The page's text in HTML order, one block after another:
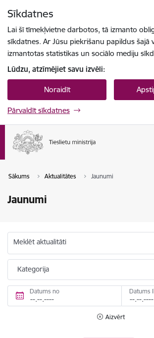
Sīkdatnes
Lai šī tīmekļvietne darbotos, tā izmanto
sīkdatnes. Ar Jūsu piekrišanu papildus šajā
izmantotas statistikas un sociālo mediju
Lūdzu, atzīmējiet savu izvēli:
Noraidīt
Pārvaldīt sīkdatnes
Sākums Aktualitātes Jaunumi
Jaunumi
Meklēt aktualitāti
Kategorija
Datums no Datums
Aizvērt